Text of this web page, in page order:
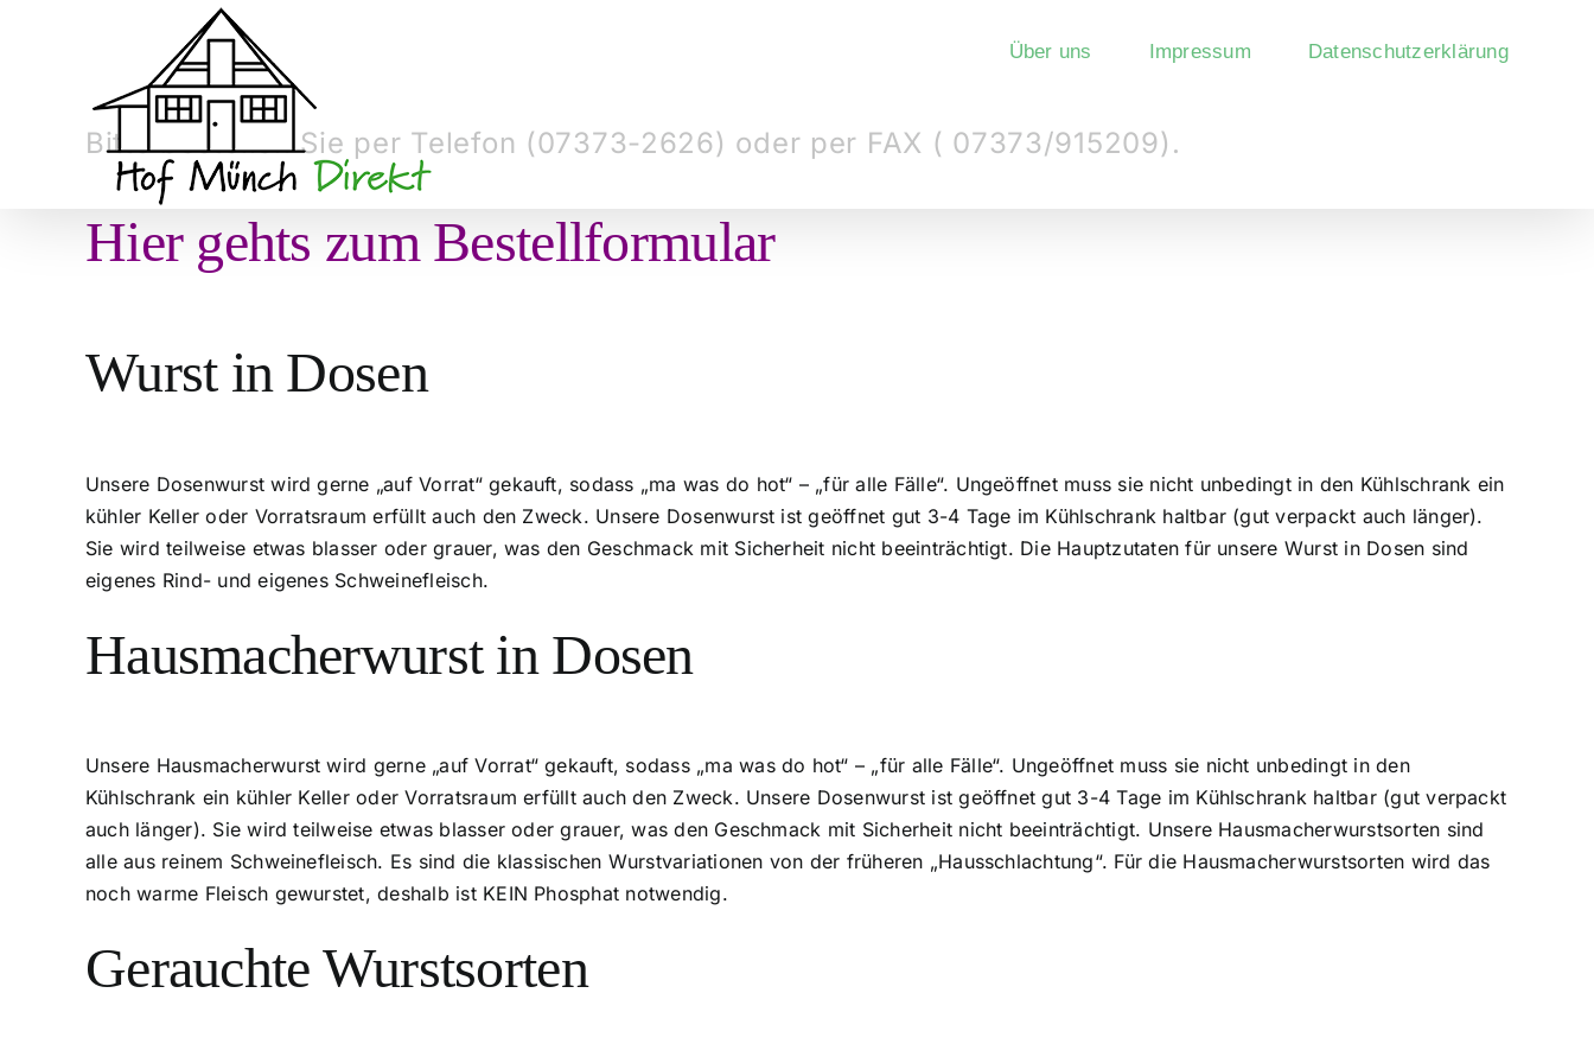
Über uns Impressum Datenschutzerklärung
Bitte bestellen Sie per Telefon (07373-2626) oder per FAX ( 07373/915209).
Hier gehts zum Bestellformular
Wurst in Dosen
Unsere Dosenwurst wird gerne „auf Vorrat“ gekauft, sodass „ma was do hot“ – „für alle Fälle“. Ungeöffnet muss sie nicht unbedingt in den Kühlschrank ein
kühler Keller oder Vorratsraum erfüllt auch den Zweck. Unsere Dosenwurst ist geöffnet gut 3-4 Tage im Kühlschrank haltbar (gut verpackt auch länger).
Sie wird teilweise etwas blasser oder grauer, was den Geschmack mit Sicherheit nicht beeinträchtigt. Die Hauptzutaten für unsere Wurst in Dosen sind
eigenes Rind- und eigenes Schweinefleisch.
Hausmacherwurst in Dosen
Unsere Hausmacherwurst wird gerne „auf Vorrat“ gekauft, sodass „ma was do hot“ – „für alle Fälle“. Ungeöffnet muss sie nicht unbedingt in den
Kühlschrank ein kühler Keller oder Vorratsraum erfüllt auch den Zweck. Unsere Dosenwurst ist geöffnet gut 3-4 Tage im Kühlschrank haltbar (gut verpackt
auch länger). Sie wird teilweise etwas blasser oder grauer, was den Geschmack mit Sicherheit nicht beeinträchtigt. Unsere Hausmacherwurstsorten sind
alle aus reinem Schweinefleisch. Es sind die klassischen Wurstvariationen von der früheren „Hausschlachtung“. Für die Hausmacherwurstsorten wird das
noch warme Fleisch gewurstet, deshalb ist KEIN Phosphat notwendig.
Gerauchte Wurstsorten